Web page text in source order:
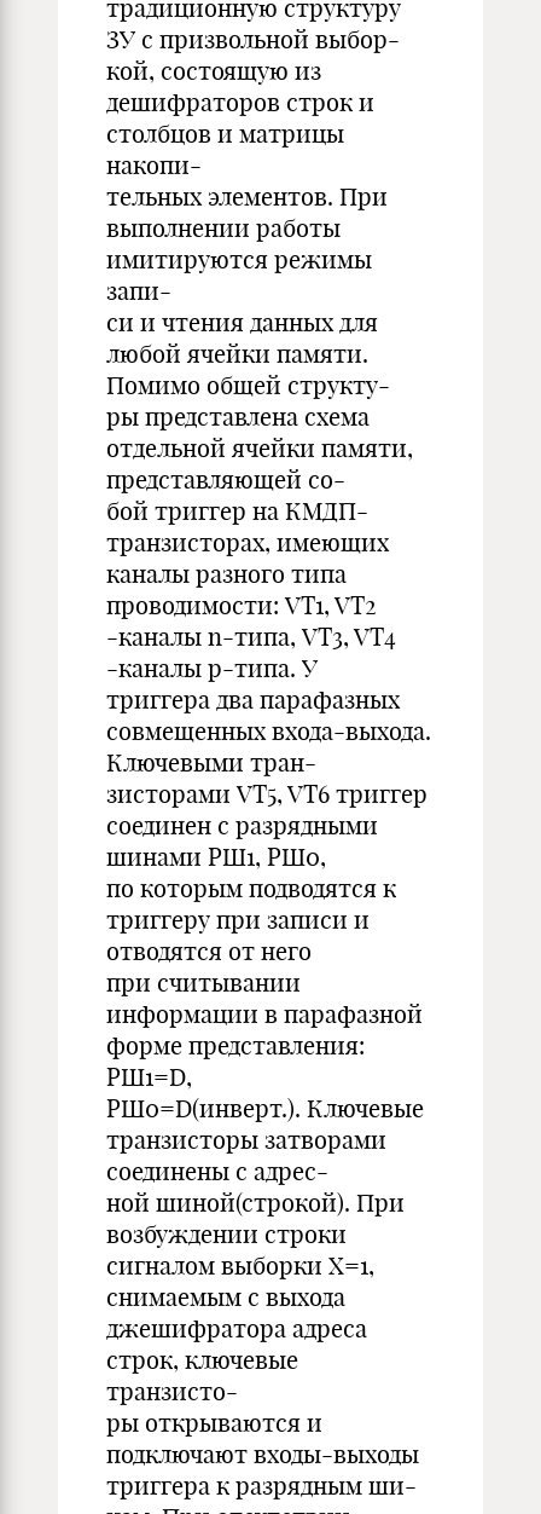
традиционную структуру
ЗУ с призвольной выбор-
кой, состоящую из
дешифраторов строк и
столбцов и матрицы
накопи-
тельных элементов. При
выполнении работы
имитируются режимы
запи-
си и чтения данных для
любой ячейки памяти.
Помимо общей структу-
ры представлена схема
отдельной ячейки памяти,
представляющей со-
бой триггер на КМДП-
транзисторах, имеющих
каналы разного типа
проводимости: VT1, VT2
-каналы n-типа, VT3, VT4
-каналы p-типа. У
триггера два парафазных
совмещенных входа-выхода.
Ключевыми тран-
зисторами VT5, VT6 триггер
соединен с разрядными
шинами РШ1, РШ0,
по которым подводятся к
триггеру при записи и
отводятся от него
при считывании
информации в парафазной
форме представления:
РШ1=D,
РШ0=D(инверт.). Ключевые
транзисторы затворами
соединены с адрес-
ной шиной(строкой). При
возбуждении строки
сигналом выборки X=1,
снимаемым с выхода
джешифратора адреса
строк, ключевые
транзисто-
ры открываются и
подключают входы-выходы
триггера к разрядным ши-